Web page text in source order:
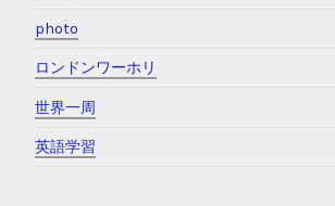
photo
ロンドンワーホリ
世界一周
英語学習